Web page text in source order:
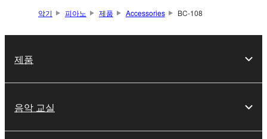
악기 피아노 제품 Accessories BC-108
제품
음악 교실